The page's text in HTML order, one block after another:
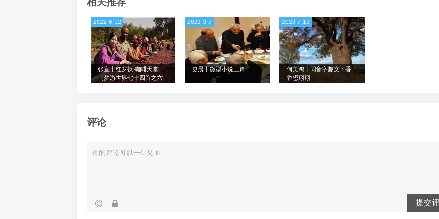
张宣丨红罗袄·咖啡天堂
（梦游世界七十四首之六
2022-6-12
史晨丨微型小说三篇
2023-3-7
何美鸿丨同音字趣文：香
香想翔翔
2023-7-13
评论
提交